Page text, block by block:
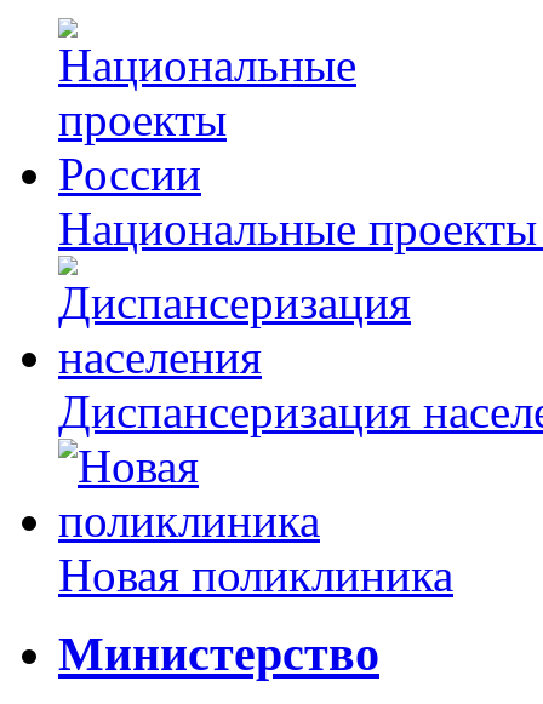
Национальные
Диспансеризация
Новая поликлиника
Министерство